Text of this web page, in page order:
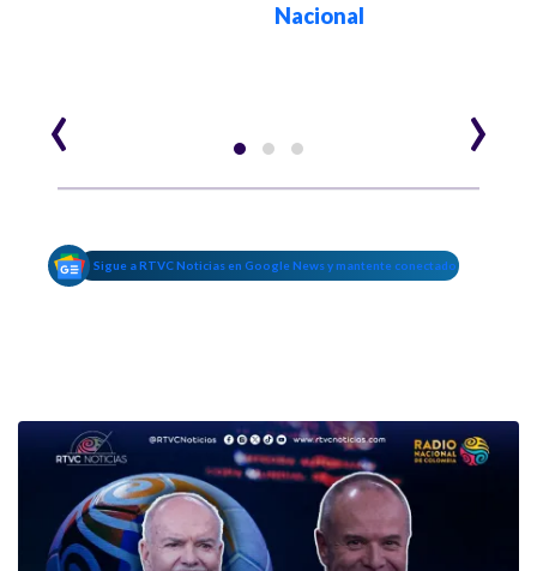
Nacional
‹ ›
Sigue a RTVC Noticias en Google News y mantente conectado